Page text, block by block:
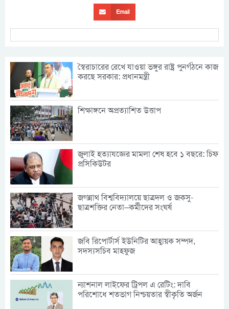
Email
স্বৈরাচারের রেখে যাওয়া ভঙ্গুর রাষ্ট্র পুনর্গঠনে কাজ
করছে সরকার: প্রধানমন্ত্রী
শিক্ষাঙ্গনে অপ্রত্যাশিত উত্তাপ
জুলাই হত্যাযজ্ঞের মামলা শেষ হবে ১ বছরে: চিফ
প্রসিকিউটর
জগন্নাথ বিশ্ববিদ্যালয়ে ছাত্রদল ও জকসু-
ছাত্রশক্তির নেতা–কর্মীদের সংঘর্ষ
জবি রিপোর্টার্স ইউনিটির আহ্বায়ক সম্পদ,
সদস্যসচিব মাহফুজ
ন্যাশনাল লাইফের ট্রিপল এ রেটিং: দাবি
পরিশোধে শতভাগ নিশ্চয়তার স্বীকৃতি অর্জন